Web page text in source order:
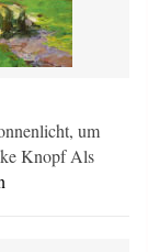
um
Knopf Als